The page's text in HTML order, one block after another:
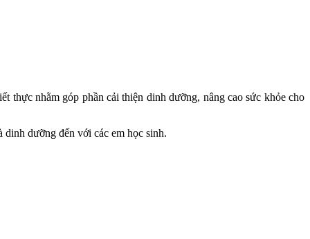
thực nhằm góp phần cải thiện dinh dưỡng, nâng cao sức khỏe cho
dưỡng đến với các em học sinh.